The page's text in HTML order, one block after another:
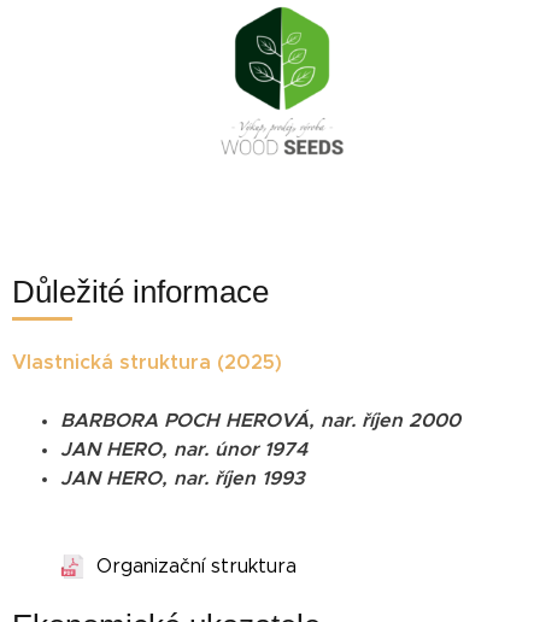
Důležité informace
Vlastnická struktura (2025)
BARBORA POCH HEROVÁ, nar. říjen 2000
JAN HERO, nar. únor 1974
JAN HERO, nar. říjen 1993
Organizační struktura